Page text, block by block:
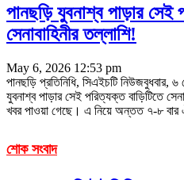
পানছড়ি যুবনাশ্ব পাড়ার
সেনাবাহিনীর তল্লাশি!
May 6, 2026 12:53 pm
পানছড়ি প্রতিনিধি, সিএইচটি নিউজবুধবার,
যুবনাশ্ব পাড়ার সেই পরিত্যক্ত বাড়িটিতে
খবর পাওয়া গেছে। এ নিয়ে অন্তত ৭-৮ বার
শোক সংবাদ